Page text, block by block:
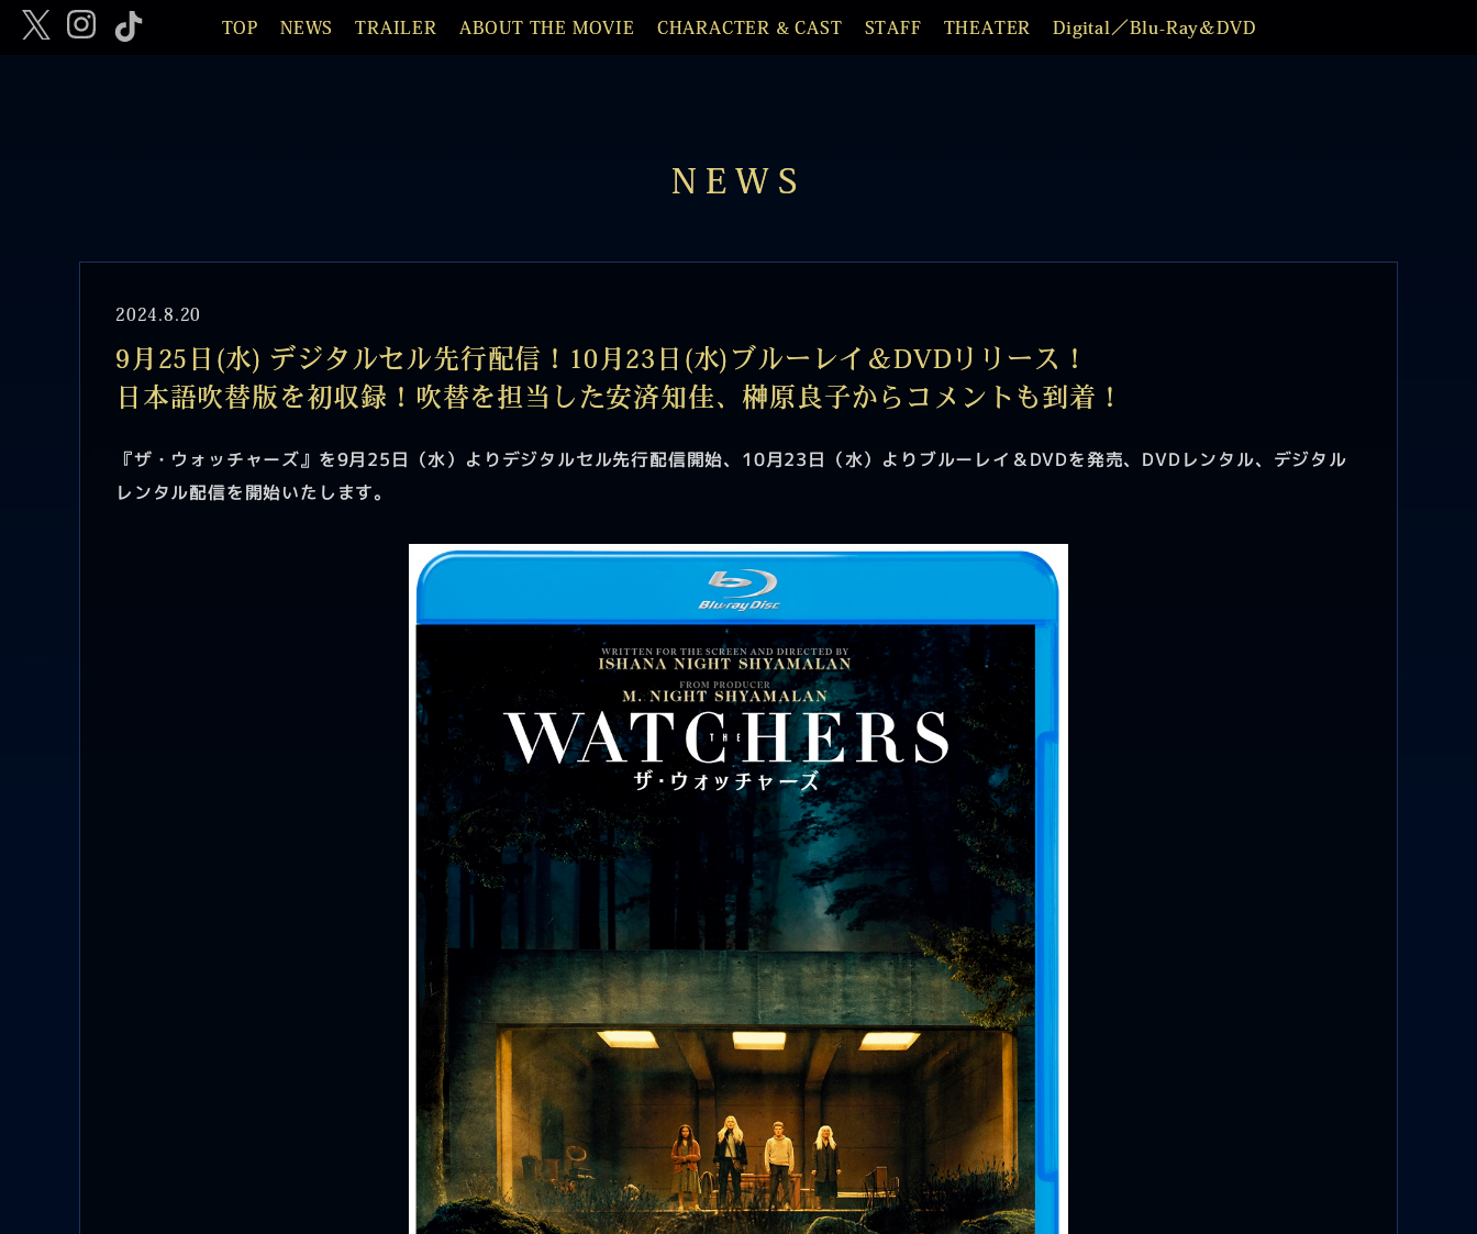
TOP NEWS TRAILER ABOUT THE MOVIE CHARACTER & CAST STAFF THEATER Digital／Blu-Ray＆DVD
NEWS
2024.8.20
9月25日(水) デジタルセル先行配信！10月23日(水)ブルーレイ＆DVDリリース！
日本語吹替版を初収録！吹替を担当した安済知佳、榊原良子からコメントも到着！
『ザ・ウォッチャーズ』を9月25日（水）よりデジタルセル先行配信開始、10月23日（水）よりブルーレイ＆DVDを発売、DVDレンタル、デジタル
レンタル配信を開始いたします。